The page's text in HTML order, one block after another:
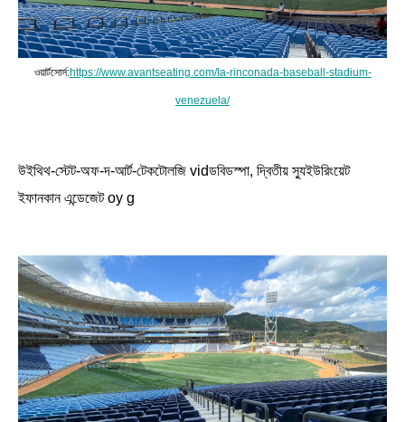
ওয়ার্টসোর্স:https://www.avantseating.com/la-rinconada-baseball-stadium-
venezuela/
উইথিথ-স্টেট-অফ-দ-আর্ট-টেকটোলজি vidডবিডস্পা, দ্বিতীয় স্যুইউরিংয়েট
ইফানকান এন্ডেজেট oy g